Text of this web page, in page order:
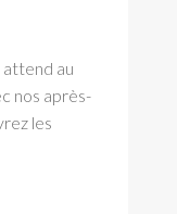
au
nos après-
les